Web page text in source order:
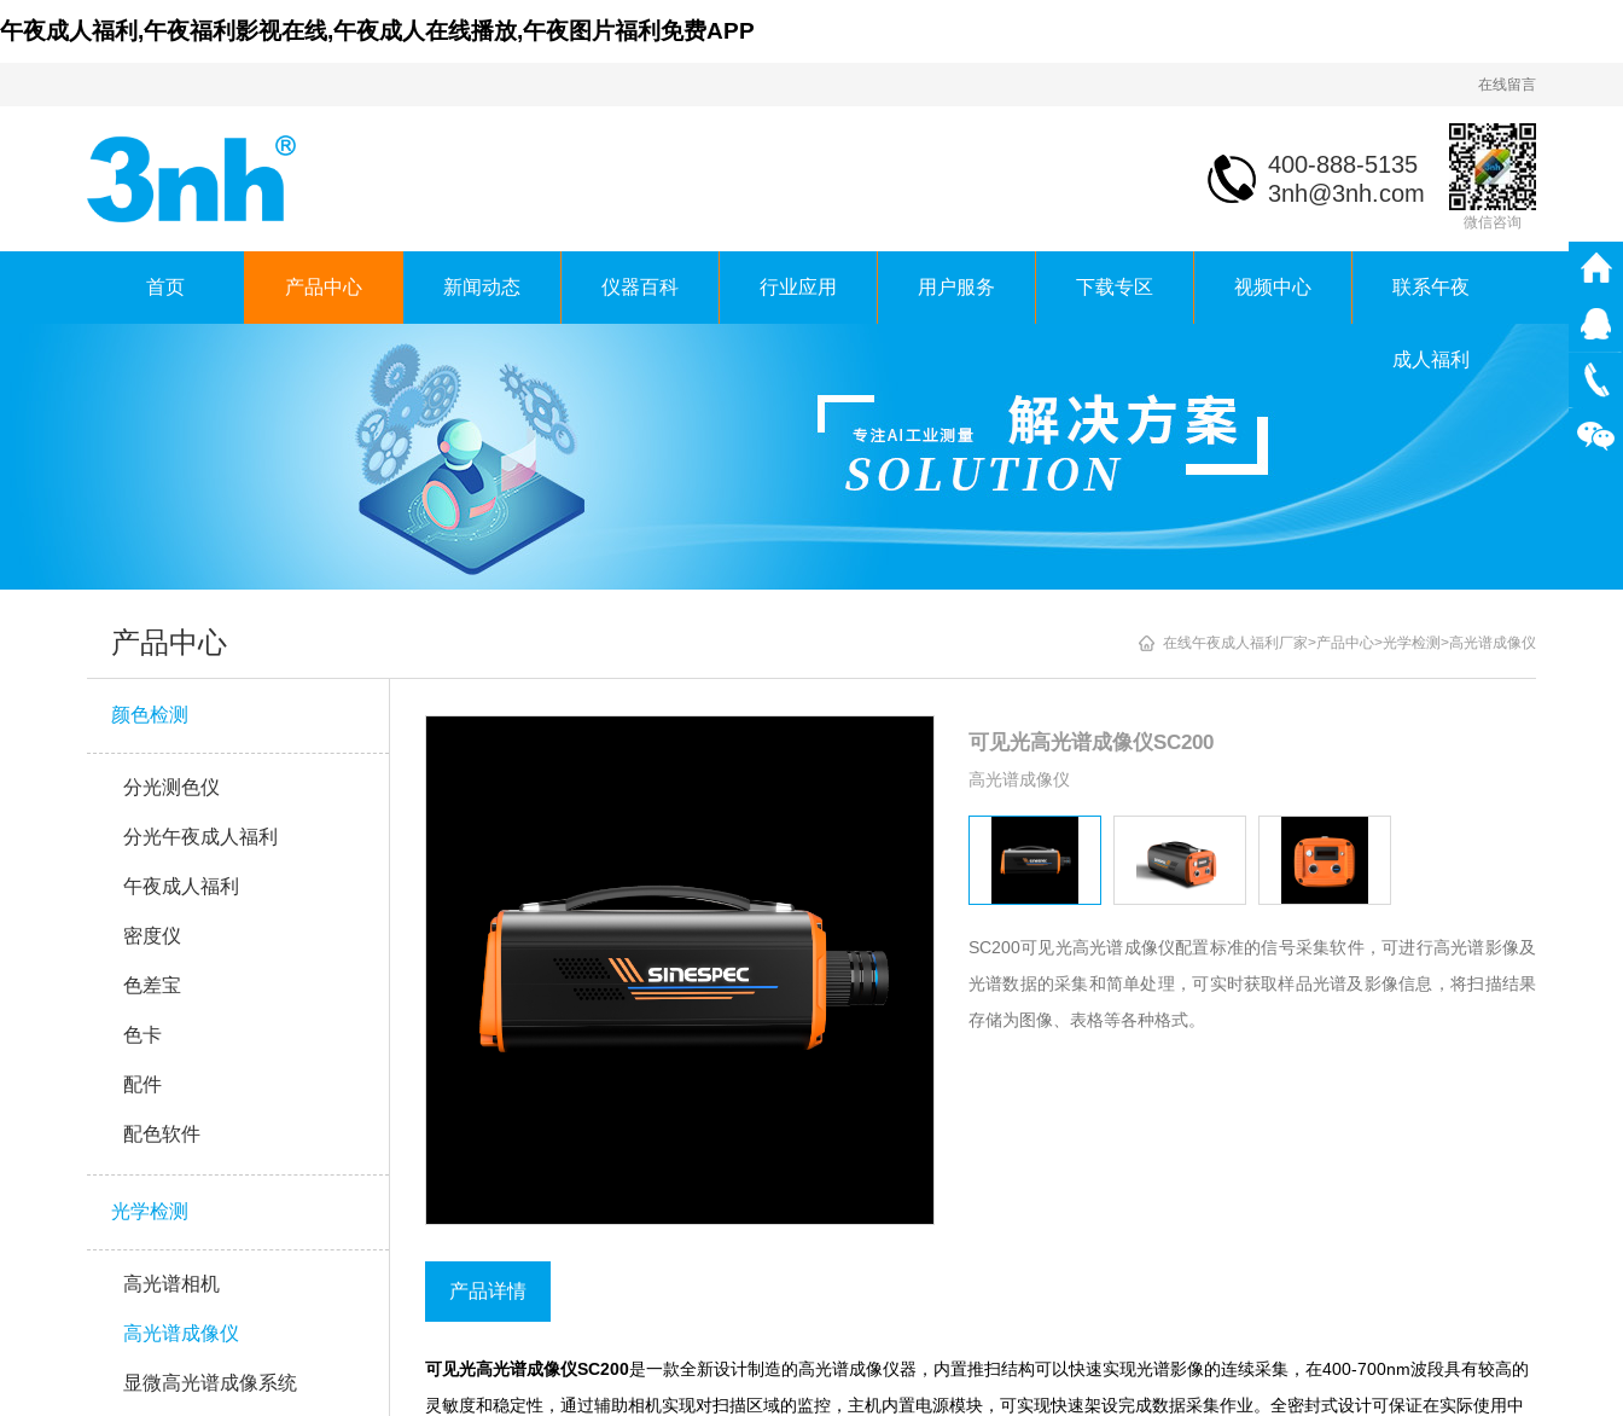
午夜成人福利,午夜福利影视在线,午夜成人在线播放,午夜图片福利免费APP
在线留言
广东午夜福利影视在线时科技有限公司
GUANGDONG THREENH TECHNOLOGY CO.，LTD.
微信咨询
400-888-5135
3nh@3nh.com
首页 产品中心 新闻动态 仪器百科 行业应用 用户服务 下载专区 视频中心 联系午夜
成人福利
产品中心
颜色检测
分光测色仪
分光午夜成人福利
午夜成人福利
密度仪
色差宝
色卡
配件
配色软件
光学检测
高光谱相机
高光谱成像仪
显微高光谱成像系统
在线午夜成人福利厂家>产品中心>光学检测 >高光谱成像仪
可见光高光谱成像仪SC200
高光谱成像仪
SC200可见光高光谱成像仪配置标准的信号采集软件，可进行高光谱影像及
光谱数据的采集和简单处理，可实时获取样品光谱及影像信息，将扫描结果
存储为图像、表格等各种格式。
产品详情
可见光高光谱成像仪SC200是一款全新设计制造的高光谱成像仪器，内置推扫结构可以快速实现光谱影像的连续采集，在400-700nm波段具有较高的
灵敏度和稳定性，通过辅助相机实现对扫描区域的监控，主机内置电源模块，可实现快速架设完成数据采集作业。全密封式设计可保证在实际使用中